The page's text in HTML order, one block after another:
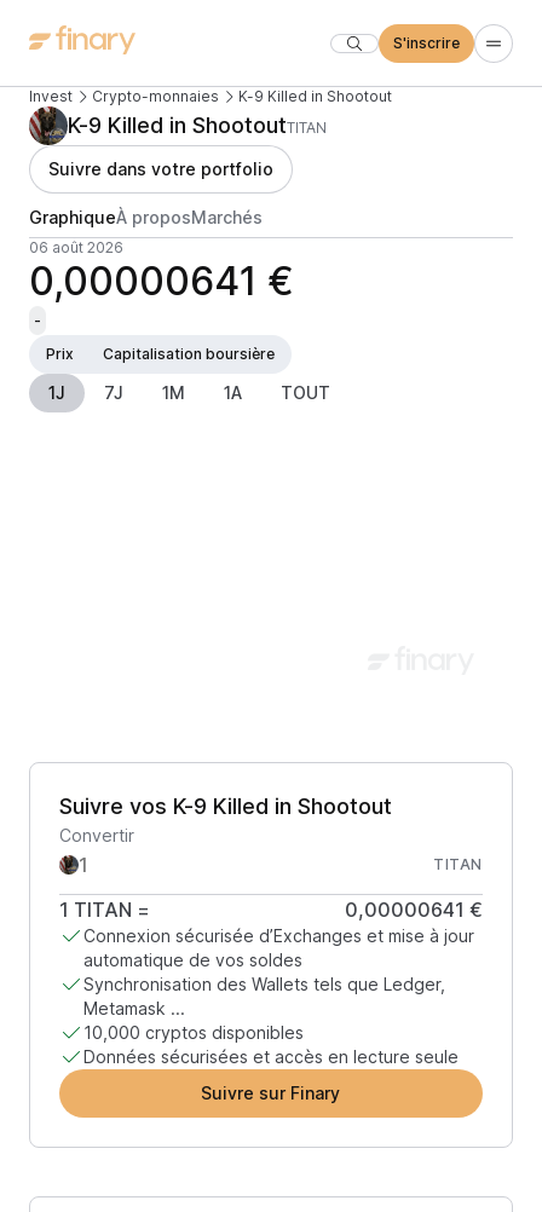
S'inscrire
Invest Crypto-monnaies K-9 Killed in Shootout
K-9 Killed in ShootoutTITAN
Suivre dans votre portfolio
GraphiqueÀ proposMarchés
06 août 2026
0,00000641 €
-
Prix
Capitalisation boursière
1J 7J 1M 1A TOUT
Suivre vos K-9 Killed in Shootout
Convertir
TITAN
1 TITAN = 0,00000641 €
Connexion sécurisée d’Exchanges et mise à jour
automatique de vos soldes
Synchronisation des Wallets tels que Ledger,
Metamask ...
10,000 cryptos disponibles
Données sécurisées et accès en lecture seule
Suivre sur Finary